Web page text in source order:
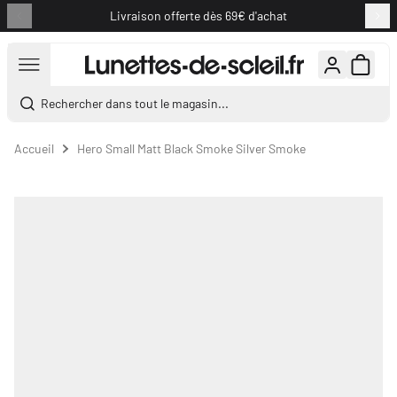
Livraison offerte dès 69€ d'achat
Rechercher dans tout le magasin...
Accueil Hero Small Matt Black Smoke Silver Smoke